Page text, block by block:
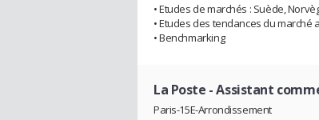
• Etudes de marchés : Suède,
• Etudes des tendances du
• Benchmarking
La Poste - Assistant
Paris-15E-Arrondissement